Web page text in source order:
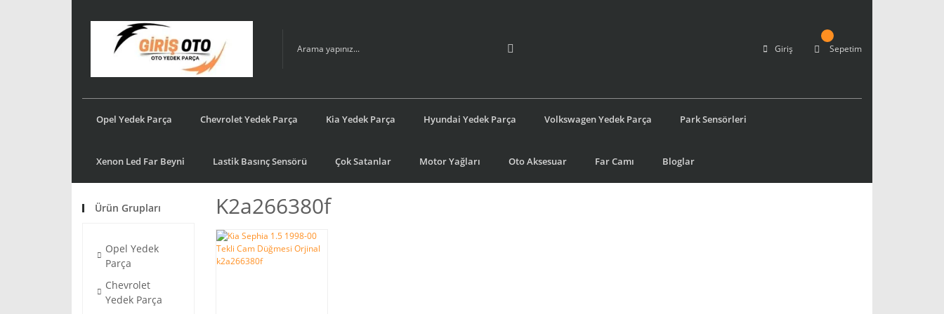
Giriş Sepetim
Opel Yedek Parça Chevrolet Yedek Parça Kia Yedek Parça Hyundai Yedek Parça Volkswagen Yedek Parça Park Sensörleri
Xenon Led Far Beyni Lastik Basınç Sensörü Çok Satanlar Motor Yağları Oto Aksesuar Far Camı Bloglar
Ürün Grupları
Opel Yedek
Parça
Chevrolet
Yedek Parça
K2a266380f